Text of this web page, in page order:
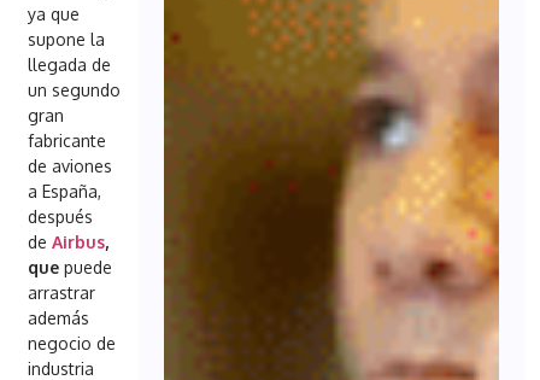
ya que
supone la
llegada de
un segundo
gran
fabricante
de aviones
a España,
después
de Airbus,
quepuede
arrastrar
además
negocio de
industria